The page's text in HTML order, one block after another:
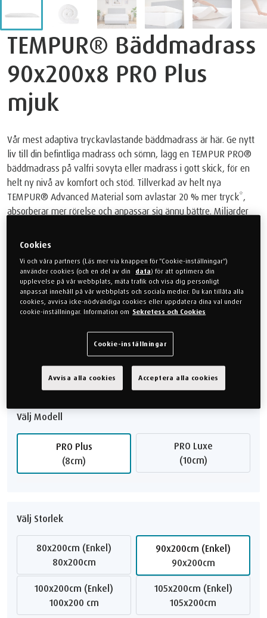
TEMPUR® Bäddmadrass
90x200x8 PRO Plus
mjuk
Vår mest adaptiva tryckavlastande bäddmadrass är här. Ge nytt
liv till din befintliga madrass och sömn, lägg en TEMPUR PRO®
bäddmadrass på valfri sovyta eller madrass i gott skick, för en
helt ny nivå av komfort och stöd. Tillverkad av helt nya
TEMPUR® Advanced Material som avlastar 20 % mer tryck*,
absorberar mer rörelse och anpassar sig ännu bättre. Miljarder
värme. För en riktig rofylld sömn.
10.999 kr
Välj KÄNSLA
Välj Modell
PRO Plus
(8cm)
PRO Luxe
(10cm)
Välj Storlek
80x200cm (Enkel)
80x200cm
90x200cm (Enkel)
90x200cm
100x200cm (Enkel)
100x200 cm
105x200cm (Enkel)
105x200cm
Cookies
Vi och våra partners (Läs mer via knappen för "Cookie-inställningar")
använder cookies (och en del av din
data) för att optimera din
upplevelse på vår webbplats, mäta trafik och visa dig personligt
anpassat innehåll på vår webbplats och sociala medier. Du kan tillåta alla
cookies, avvisa icke-nödvändiga cookies eller uppdatera dina val under
cookie-inställningar. Information om Sekretess och Cookies
Cookie-inställningar
Avvisa alla cookies Acceptera alla cookies